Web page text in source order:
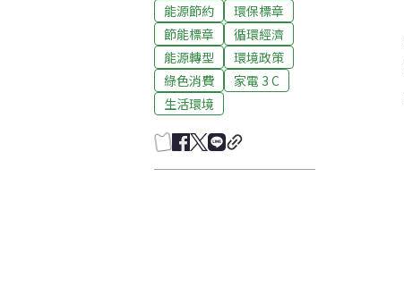
能源節約
環保標章
節能標章
循環經濟
能源轉型
環境政策
綠色消費
家電 3 C
生活環境